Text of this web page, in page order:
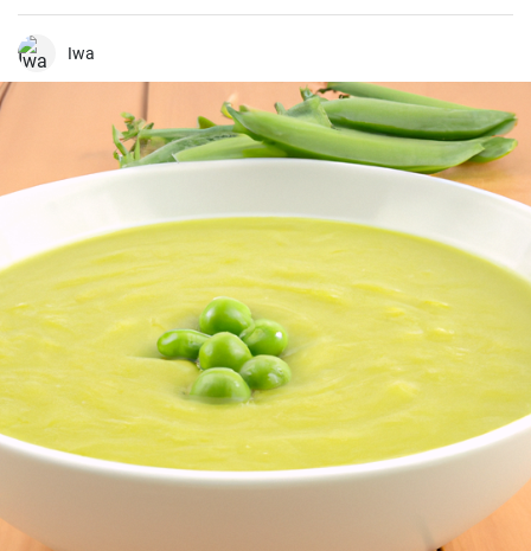
ideig pirítsuk. Öntsük fel vízzel, úgy, hogy a cukkini teljesen lefedve
legyen, és főzzük. 5 perc után adjuk hozzá a borsót és főzzük, amíg
megpuhul. Ha minden puhára főtt, adjuk hozzá a mozzarellát és
Iwa